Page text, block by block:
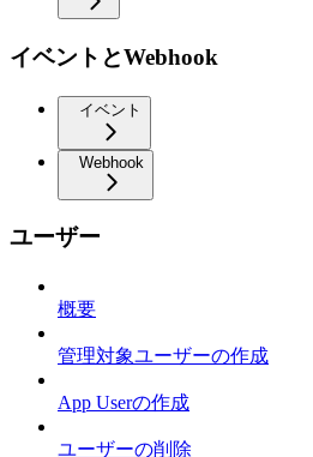
イベントとWebhook
イベント
Webhook
ユーザー
概要
管理対象ユーザーの作成
App Userの作成
ユーザーの削除